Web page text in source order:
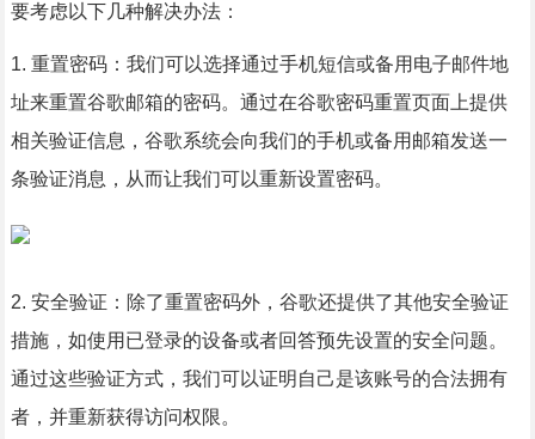
要考虑以下几种解决办法：
1. 重置密码：我们可以选择通过手机短信或备用电子邮件地
址来重置谷歌邮箱的密码。通过在谷歌密码重置页面上提供
相关验证信息，谷歌系统会向我们的手机或备用邮箱发送一
条验证消息，从而让我们可以重新设置密码。
2. 安全验证：除了重置密码外，谷歌还提供了其他安全验证
措施，如使用已登录的设备或者回答预先设置的安全问题。
通过这些验证方式，我们可以证明自己是该账号的合法拥有
者，并重新获得访问权限。